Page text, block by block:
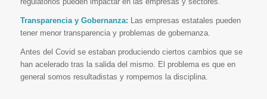
Transparencia y Gobernanza: Las empresas estatales pueden
tener menor transparencia y problemas de gobernanza.
Antes del Covid se estaban produciendo ciertos cambios que se
han acelerado tras la salida del mismo. El problema es que en
general somos resultadistas y rompemos la disciplina.